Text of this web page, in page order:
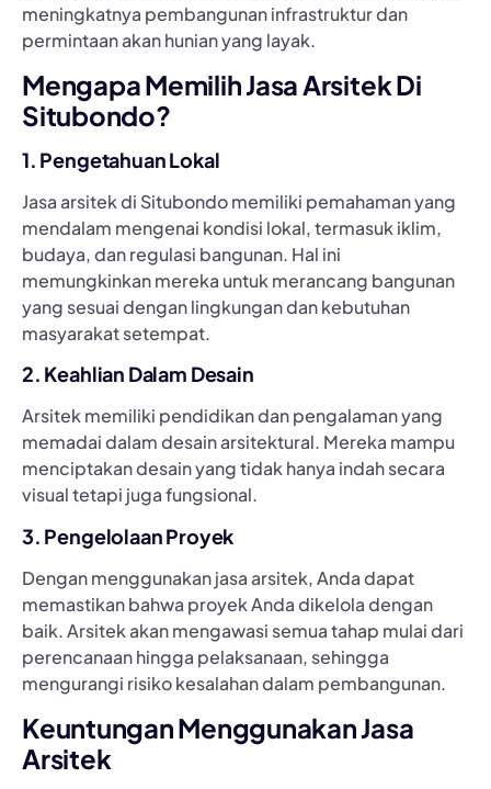
meningkatnya pembangunan infrastruktur dan
permintaan akan hunian yang layak.
Mengapa Memilih Jasa Arsitek Di
Situbondo?
1. Pengetahuan Lokal
Jasa arsitek di Situbondo memiliki pemahaman yang
mendalam mengenai kondisi lokal, termasuk iklim,
budaya, dan regulasi bangunan. Hal ini
memungkinkan mereka untuk merancang bangunan
yang sesuai dengan lingkungan dan kebutuhan
masyarakat setempat.
2. Keahlian Dalam Desain
Arsitek memiliki pendidikan dan pengalaman yang
memadai dalam desain arsitektural. Mereka mampu
menciptakan desain yang tidak hanya indah secara
visual tetapi juga fungsional.
3. Pengelolaan Proyek
Dengan menggunakan jasa arsitek, Anda dapat
memastikan bahwa proyek Anda dikelola dengan
baik. Arsitek akan mengawasi semua tahap mulai dari
perencanaan hingga pelaksanaan, sehingga
mengurangi risiko kesalahan dalam pembangunan.
Keuntungan Menggunakan Jasa
Arsitek